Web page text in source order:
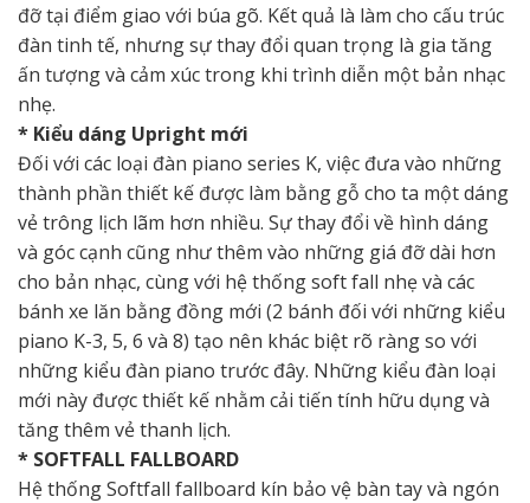
đỡ tại điểm giao với búa gõ. Kết quả là làm cho cấu trúc
đàn tinh tế, nhưng sự thay đổi quan trọng là gia tăng
ấn tượng và cảm xúc trong khi trình diễn một bản nhạc
nhẹ.
* Kiểu dáng Upright mới
Đối với các loại đàn piano series K, việc đưa vào những
thành phần thiết kế được làm bằng gỗ cho ta một dáng
vẻ trông lịch lãm hơn nhiều. Sự thay đổi về hình dáng
và góc cạnh cũng như thêm vào những giá đỡ dài hơn
cho bản nhạc, cùng với hệ thống soft fall nhẹ và các
bánh xe lăn bằng đồng mới (2 bánh đối với những kiểu
piano K-3, 5, 6 và 8) tạo nên khác biệt rõ ràng so với
những kiểu đàn piano trước đây. Những kiểu đàn loại
mới này được thiết kế nhằm cải tiến tính hữu dụng và
tăng thêm vẻ thanh lịch.
* SOFTFALL FALLBOARD
Hệ thống Softfall fallboard kín bảo vệ bàn tay và ngón